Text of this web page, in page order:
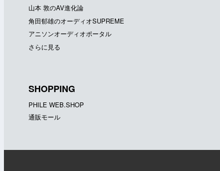
山本 敦のAV進化論
角田郁雄のオーディオSUPREME
アニソンオーディオポータル
さらに見る
SHOPPING
PHILE WEB.SHOP
通販モール